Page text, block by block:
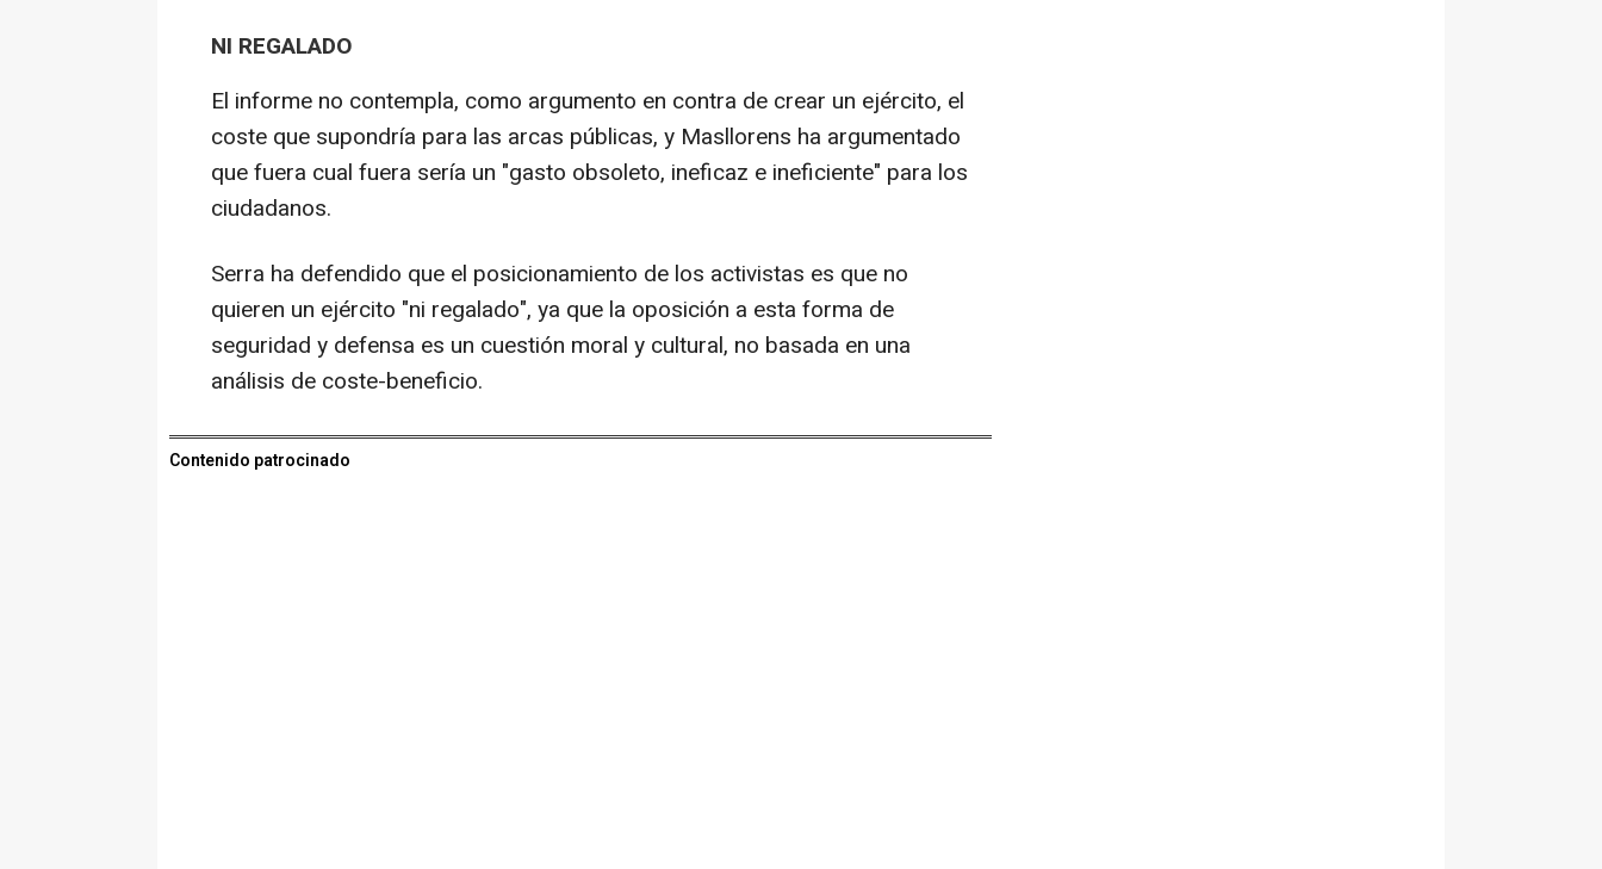
NI REGALADO
El informe no contempla, como argumento en contra de crear un ejército, el
coste que supondría para las arcas públicas, y Masllorens ha argumentado
que fuera cual fuera sería un "gasto obsoleto, ineficaz e ineficiente" para los
ciudadanos.
Serra ha defendido que el posicionamiento de los activistas es que no
quieren un ejército "ni regalado", ya que la oposición a esta forma de
seguridad y defensa es un cuestión moral y cultural, no basada en una
análisis de coste-beneficio.
Contenido patrocinado